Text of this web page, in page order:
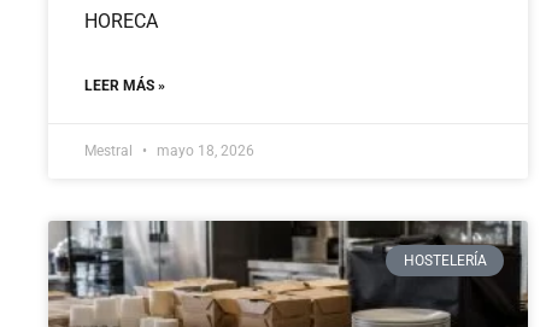
HORECA
LEER MÁS »
Mestral mayo 18, 2026
HOSTELERÍA